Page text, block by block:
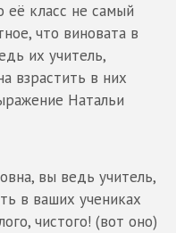
её класс не самый
что виновата в
их учитель,
взрастить в них
Натальи
вы ведь учитель,
в ваших учениках
чистого! (вот оно)